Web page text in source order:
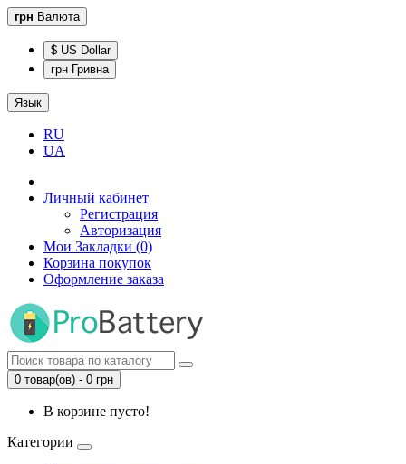
грн Валюта
$ US Dollar
грн Гривна
Язык
RU
UA
Личный кабинет
Регистрация
Авторизация
Мои Закладки (0)
Корзина покупок
Оформление заказа
0 товар(ов) - 0 грн
В корзине пусто!
Категории